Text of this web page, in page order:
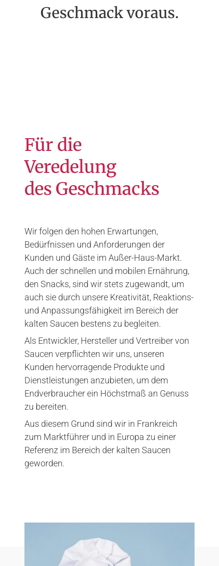
Geschmack voraus.
Für die
Veredelung
des Geschmacks
Wir folgen den hohen Erwartungen,
Bedürfnissen und Anforderungen der
Kunden und Gäste im Außer-Haus-Markt.
Auch der schnellen und mobilen Ernährung,
den Snacks, sind wir stets zugewandt, um
auch sie durch unsere Kreativität, Reaktions-
und Anpassungsfähigkeit im Bereich der
kalten Saucen bestens zu begleiten.
Als Entwickler, Hersteller und Vertreiber von
Saucen verpflichten wir uns, unseren
Kunden hervorragende Produkte und
Dienstleistungen anzubieten, um dem
Endverbraucher ein Höchstmaß an Genuss
zu bereiten.
Aus diesem Grund sind wir in Frankreich
zum Marktführer und in Europa zu einer
Referenz im Bereich der kalten Saucen
geworden.